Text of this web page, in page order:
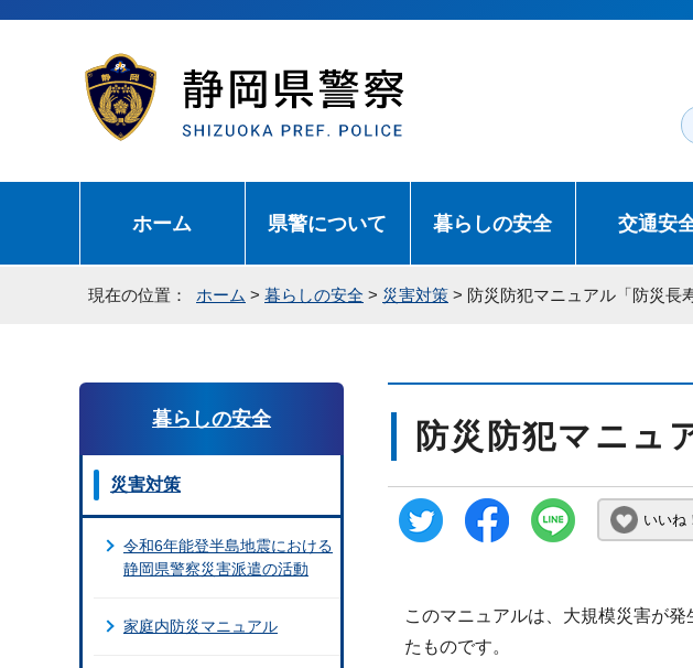
ホーム 県警について 暮らしの安全 交通安
現在の位置： ホーム > 暮らしの安全 > 災害対策 > 防災防犯マニュアル「防災長
防災防犯マニュ
いいね
このマニュアルは、大規模災害が
たものです。
暮らしの安全
災害対策
令和6年能登半島地震における
静岡県警察災害派遣の活動
家庭内防災マニュアル